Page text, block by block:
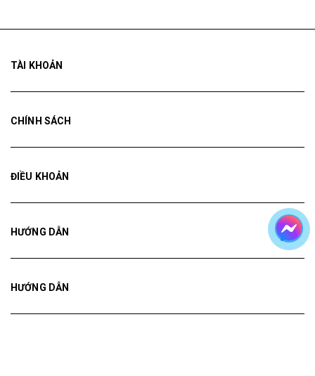
TÀI KHOẢN
CHÍNH SÁCH
ĐIỀU KHOẢN
HƯỚNG DẪN
HƯỚNG DẪN